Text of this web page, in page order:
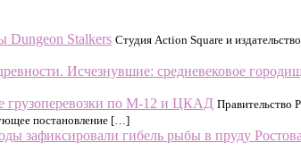
Dungeon Stalkers Студия Action Square и
Исчезнувшие: средневековое
грузоперевозки по М-12 и ЦКАД
постановление […]
зафиксировали гибель рыбы в пруду Ростова